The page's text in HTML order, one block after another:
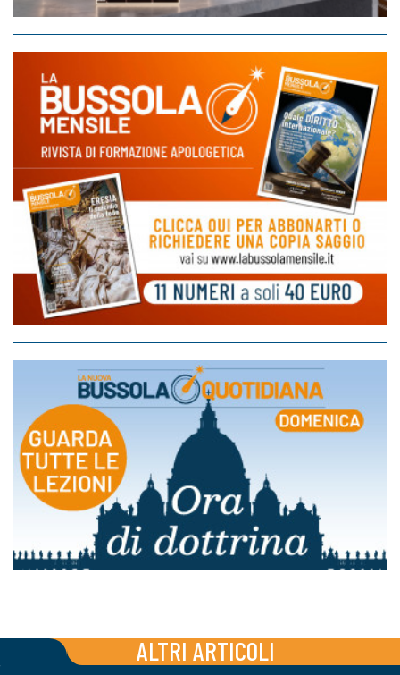
ALTRI ARTICOLI